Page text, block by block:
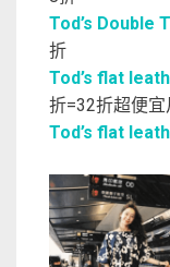
Tod’s Double
折
Tod’s flat
折=32折超便
Tod’s flat